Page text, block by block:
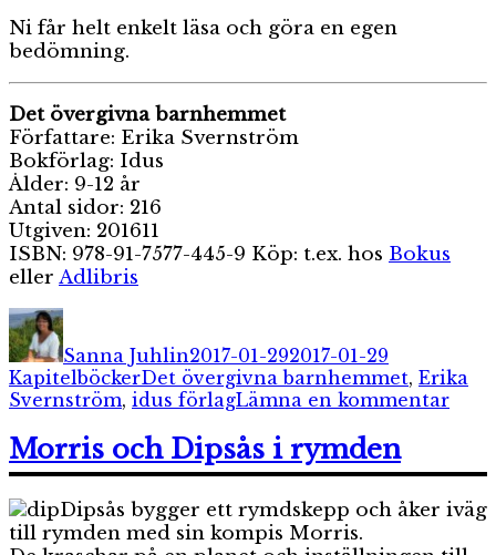
Ni får helt enkelt läsa och göra en egen
bedömning.
Det övergivna barnhemmet
Författare: Erika Svernström
Bokförlag: Idus
Ålder: 9-12 år
Antal sidor: 216
Utgiven: 201611
ISBN: 978-91-7577-445-9 Köp: t.ex. hos Bokus
eller Adlibris
Författare
Sanna Juhlin2017-01-292017-01-29
KapitelböckerEtiketter
Det övergivna barnhemmet, Erika
Svernström, idus förlagLämna en kommentartill
Morris och Dipsås i rymden
Dipsås bygger ett rymdskepp och åker iväg
till rymden med sin kompis Morris.